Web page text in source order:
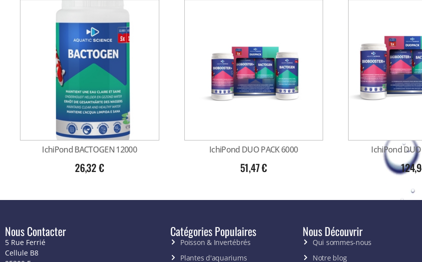
IchiPond BACTOGEN 12000
26,32€
IchiPond DUO PACK 6000
51,47€
IchiPond DUO
Nous Contacter
5 Rue Ferrié
Cellule B8
Catégories Populaires
Poisson & Invertébrés
Plantes d'aquariums
Nous Découvrir
Qui sommes-nous
Notre blog